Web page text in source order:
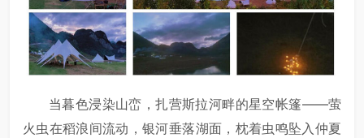
当暮色浸染山峦，扎营斯拉河畔的星空帐篷——萤
火虫在稻浪间流动，银河垂落湖面，枕着虫鸣坠入仲夏